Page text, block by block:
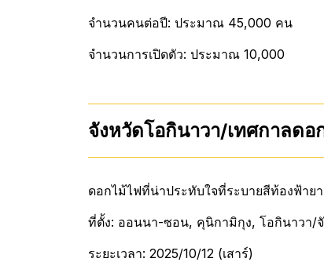
จำนวนคนต่อปี: ประมาณ 45,000 คน
จำนวนการเปิดตัว: ประมาณ 10,000
จังหวัดโอกินาวา/เทศกาลดอ
ดอกไม้ไฟที่น่าประทับใจที่ระบายสีท้องฟ้าย
ที่ตั้ง: ออนนา-ซอน, คุนิกามิกุง, โอกินาวา
ระยะเวลา: 2025/10/12 (เสาร์)